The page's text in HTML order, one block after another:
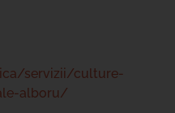
servizii/culture-
alboru/